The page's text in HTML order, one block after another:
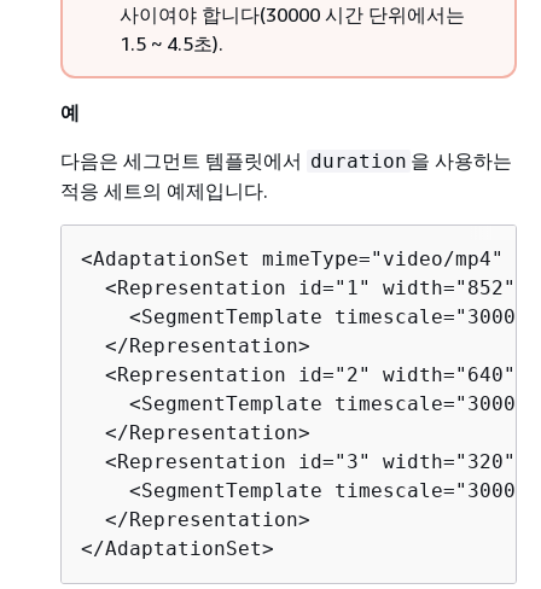
사이여야 합니다(30000 시간 단위에서는
1.5 ~ 4.5초).
예
다음은 세그먼트 템플릿에서 duration 을 사용하는
적응 세트의 예제입니다.
<AdaptationSet mimeType="video/mp4"
<Representation id="1" width="852"
<SegmentTemplate
  </Representation>
<Representation id="2" width="640"
<SegmentTemplate
  </Representation>
<Representation id="3" width="320"
<SegmentTemplate
  </Representation>
</AdaptationSet>